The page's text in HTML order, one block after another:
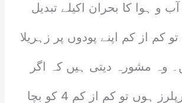
و ہوا کا بحران اکیلے تبدیل
کم از کم اپنے پودوں پر زہریلا
وہ مشورہ دیتی ہیں کہ اگر
پودے پر 10 کیٹرپلرز ہوں تو کم از کم 4 کو بچا